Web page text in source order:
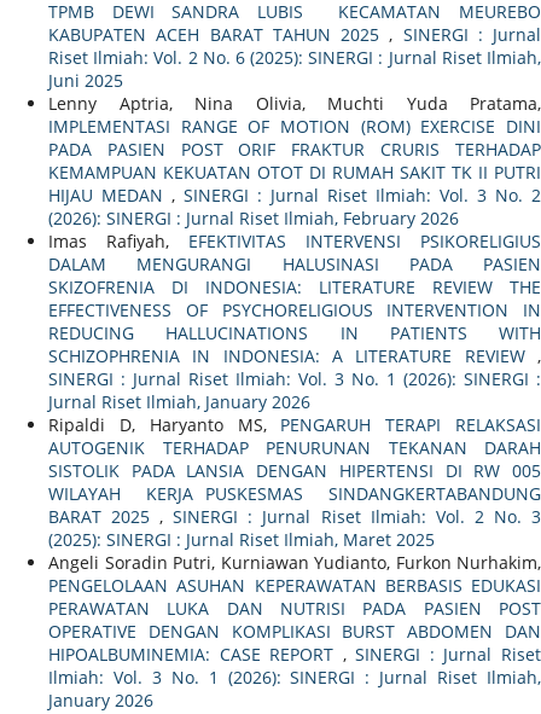
TPMB DEWI SANDRA LUBIS KECAMATAN MEUREBO
KABUPATEN ACEH BARAT TAHUN 2025, SINERGI : Jurnal
Riset Ilmiah: Vol. 2 No. 6 (2025): SINERGI : Jurnal Riset Ilmiah,
Juni 2025
Lenny Aptria, Nina Olivia, Muchti Yuda Pratama,
IMPLEMENTASI RANGE OF MOTION (ROM) EXERCISE DINI
PADA PASIEN POST ORIF FRAKTUR CRURIS TERHADAP
KEMAMPUAN KEKUATAN OTOT DI RUMAH SAKIT TK II PUTRI
HIJAU MEDAN , SINERGI : Jurnal Riset Ilmiah: Vol. 3 No. 2
(2026): SINERGI : Jurnal Riset Ilmiah, February 2026
Imas Rafiyah, EFEKTIVITAS INTERVENSI PSIKORELIGIUS
DALAM MENGURANGI HALUSINASI PADA PASIEN
SKIZOFRENIA DI INDONESIA: LITERATURE REVIEW THE
EFFECTIVENESS OF PSYCHORELIGIOUS INTERVENTION IN
REDUCING HALLUCINATIONS IN PATIENTS WITH
SCHIZOPHRENIA IN INDONESIA: A LITERATURE REVIEW ,
SINERGI : Jurnal Riset Ilmiah: Vol. 3 No. 1 (2026): SINERGI :
Jurnal Riset Ilmiah, January 2026
Ripaldi D, Haryanto MS, PENGARUH TERAPI RELAKSASI
AUTOGENIK TERHADAP PENURUNAN TEKANAN DARAH
SISTOLIK PADA LANSIA DENGAN HIPERTENSI DI RW 005
WILAYAH KERJA PUSKESMAS SINDANGKERTABANDUNG
BARAT 2025,SINERGI : Jurnal Riset Ilmiah: Vol. 2 No. 3
(2025): SINERGI : Jurnal Riset Ilmiah, Maret 2025
Angeli Soradin Putri, Kurniawan Yudianto, Furkon Nurhakim,
PENGELOLAAN ASUHAN KEPERAWATAN BERBASIS EDUKASI
PERAWATAN LUKA DAN NUTRISI PADA PASIEN POST
OPERATIVE DENGAN KOMPLIKASI BURST ABDOMEN DAN
HIPOALBUMINEMIA: CASE REPORT ,SINERGI : Jurnal Riset
Ilmiah: Vol. 3 No. 1 (2026): SINERGI : Jurnal Riset Ilmiah,
January 2026